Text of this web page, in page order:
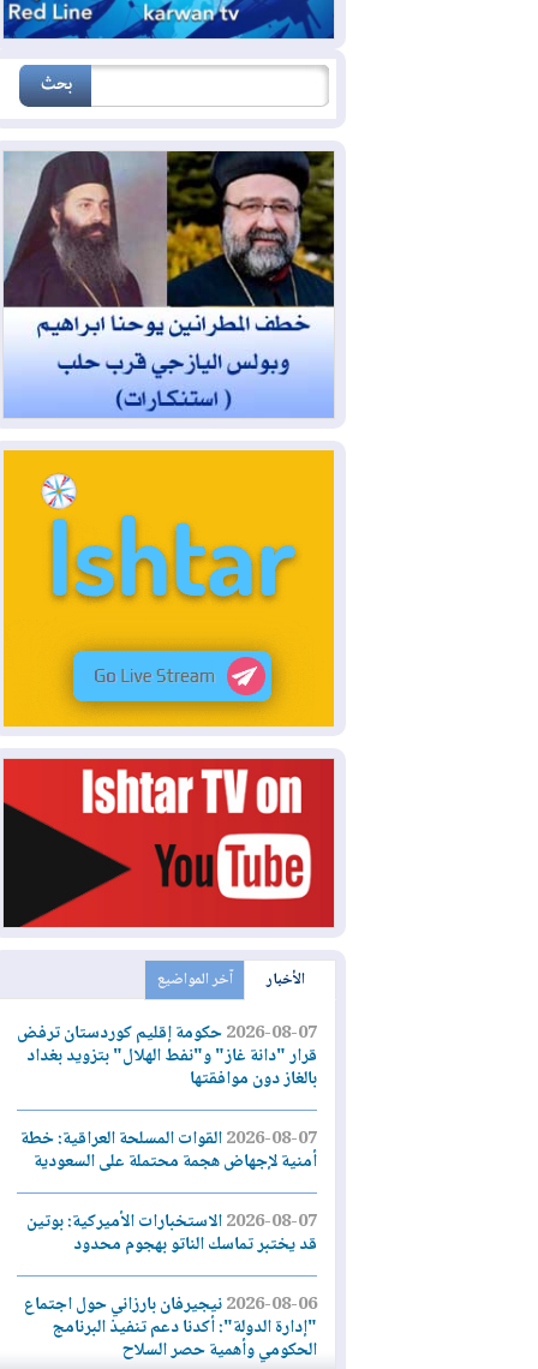
الأخبار آخر المواضيع
2026-08-07حكومة إقليم كوردستان ترفض
قرار "دانة غاز" و"نفط الهلال" بتزويد بغداد
بالغاز دون موافقتها
2026-08-07القوات المسلحة العراقية: خطة
أمنية لإجهاض هجمة محتملة على السعودية
2026-08-07الاستخبارات الأميركية: بوتين
قد يختبر تماسك الناتو بهجوم محدود
2026-08-06نيجيرفان بارزاني حول اجتماع
"إدارة الدولة": أكدنا دعم تنفيذ البرنامج
الحكومي وأهمية حصر السلاح